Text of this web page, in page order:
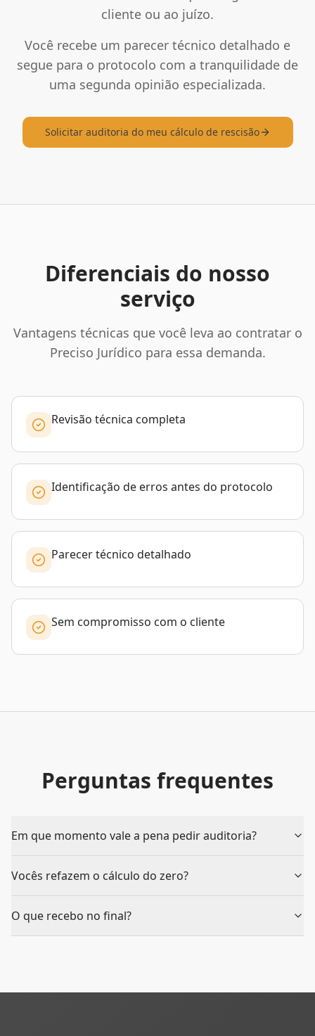
cliente ou ao juízo.
Você recebe um parecer técnico detalhado e
segue para o protocolo com a tranquilidade de
uma segunda opinião especializada.
Solicitar auditoria do meu cálculo de rescisão
Diferenciais do nosso
serviço
Vantagens técnicas que você leva ao contratar o
Preciso Jurídico para essa demanda.
Revisão técnica completa
Identificação de erros antes do protocolo
Parecer técnico detalhado
Sem compromisso com o cliente
Perguntas frequentes
Em que momento vale a pena pedir auditoria?
Vocês refazem o cálculo do zero?
O que recebo no final?